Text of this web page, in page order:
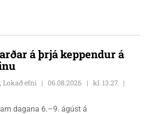
Fundurinn er öllum opinn en skráning
á þrjá keppendur á
Lokað efni 06.08.2026
kl. 13.27
dagana 6.–9. ágúst á